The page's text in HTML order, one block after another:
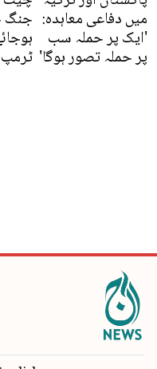
میں دفاعی معاہدہ:
'ایک پر حملہ سب
پر حملہ تصور ہوگا'
جنگ